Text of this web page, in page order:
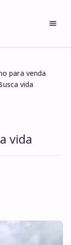
para venda
vida
vida